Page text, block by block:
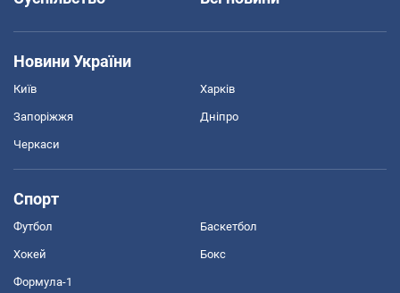
Новини України
Київ Харків
Запоріжжя Дніпро
Черкаси
Спорт
Футбол Баскетбол
Хокей Бокс
Формула-1